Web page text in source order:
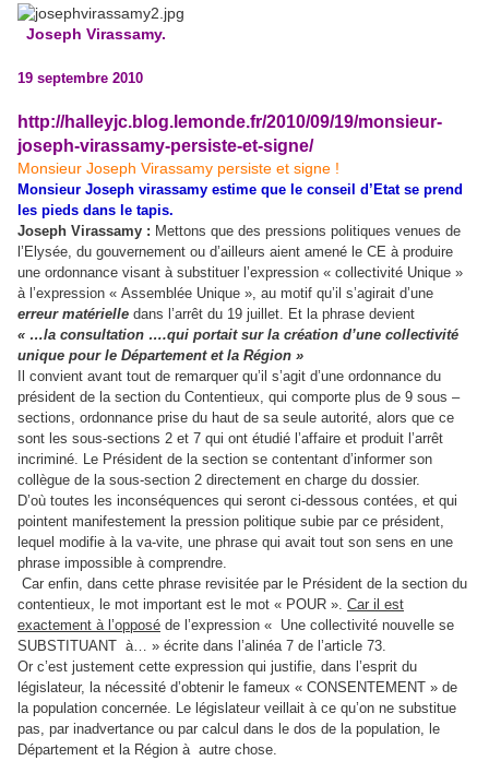
Joseph Virassamy.
19 septembre 2010
http://halleyjc.blog.lemonde.fr/2010/09/19/monsieur-
joseph-virassamy-persiste-et-signe/
Monsieur Joseph Virassamy persiste et signe !
Monsieur Joseph virassamy estime que le conseil d’Etat se prend
les pieds dans le tapis.
Joseph Virassamy : Mettons que des pressions politiques venues de
l’Elysée, du gouvernement ou d’ailleurs aient amené le CE à produire
une ordonnance visant à substituer l’expression « collectivité Unique »
à l’expression « Assemblée Unique », au motif qu’il s’agirait d’une
erreur matérielle dans l’arrêt du 19 juillet. Et la phrase devient
« …la consultation ….qui portait sur la création d’une collectivité
unique pour le Département et la Région »
Il convient avant tout de remarquer qu’il s’agit d’une ordonnance du
président de la section du Contentieux, qui comporte plus de 9 sous –
sections, ordonnance prise du haut de sa seule autorité, alors que ce
sont les sous-sections 2 et 7 qui ont étudié l’affaire et produit l’arrêt
incriminé. Le Président de la section se contentant d’informer son
collègue de la sous-section 2 directement en charge du dossier.
D’où toutes les inconséquences qui seront ci-dessous contées, et qui
pointent manifestement la pression politique subie par ce président,
lequel modifie à la va-vite, une phrase qui avait tout son sens en une
phrase impossible à comprendre.
Car enfin, dans cette phrase revisitée par le Président de la section du
contentieux, le mot important est le mot « POUR ». Car il est
exactement à l’opposé de l’expression « Une collectivité nouvelle se
SUBSTITUANT à… » écrite dans l’alinéa 7 de l’article 73.
Or c’est justement cette expression qui justifie, dans l’esprit du
législateur, la nécessité d’obtenir le fameux « CONSENTEMENT » de
la population concernée. Le législateur veillait à ce qu’on ne substitue
pas, par inadvertance ou par calcul dans le dos de la population, le
Département et la Région à autre chose.